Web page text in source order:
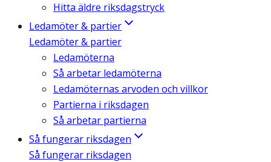
Hitta äldre riksdagstryck
Ledamöter & partier
Ledamöter & partier
Ledamöterna
Så arbetar ledamöterna
Ledamöternas arvoden och villkor
Partierna i riksdagen
Så arbetar partierna
Så fungerar riksdagen
Så fungerar riksdagen